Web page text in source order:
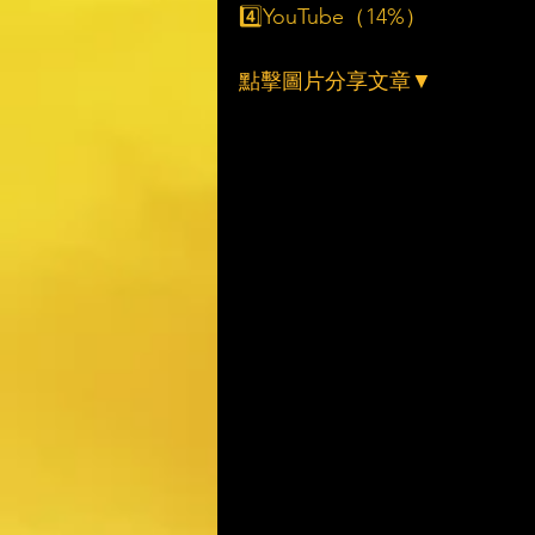
4️⃣YouTube（14%）
點擊圖片分享文章▼